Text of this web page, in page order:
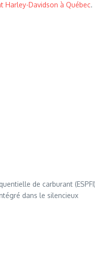
Harley-Davidson à Québec.
de carburant (ESPFI)
dans le silencieux